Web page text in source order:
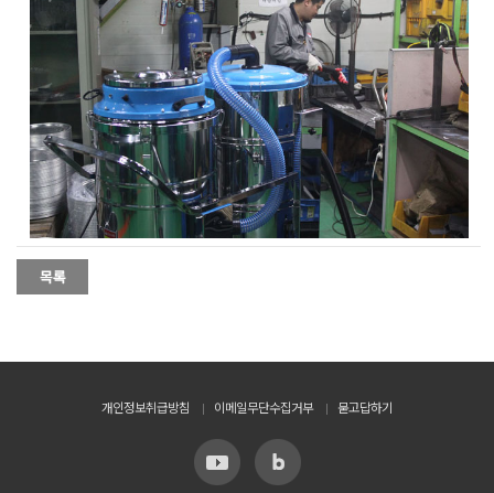
개인정보취급방침 이메일무단수집거부 묻고답하기